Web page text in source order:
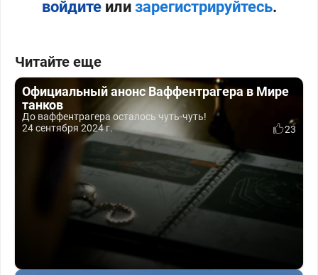
войдитеили зарегистрируйтесь.
Читайте еще
Официальный анонс Ваффентрагера в Мире
танков
До ваффентрагера осталось чуть-чуть!
24 сентября 2024 г.
23